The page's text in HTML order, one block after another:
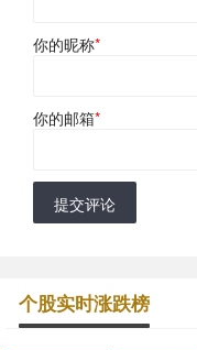
你的昵称*
你的邮箱*
提交评论
个股实时涨跌榜